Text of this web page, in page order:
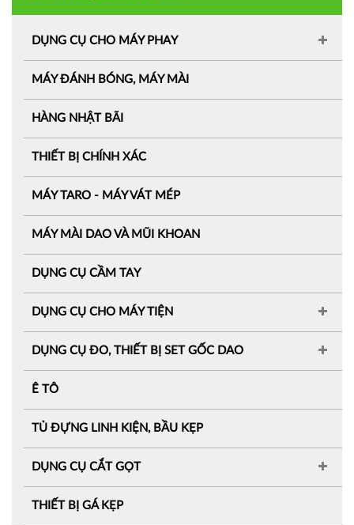
DỤNG CỤ CHO MÁY PHAY
MÁY ĐÁNH BÓNG, MÁY MÀI
HÀNG NHẬT BÃI
THIẾT BỊ CHÍNH XÁC
MÁY TARO - MÁY VÁT MÉP
MÁY MÀI DAO VÀ MŨI KHOAN
DỤNG CỤ CẦM TAY
DỤNG CỤ CHO MÁY TIỆN
DỤNG CỤ ĐO, THIẾT BỊ SET GỐC DAO
Ê TÔ
TỦ ĐỰNG LINH KIỆN, BẦU KẸP
DỤNG CỤ CẮT GỌT
THIẾT BỊ GÁ KẸP